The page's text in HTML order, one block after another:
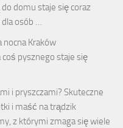
domu staje się coraz
osób …
nocna Kraków
coś pysznego staje się
i pryszczami? Skuteczne
i maść na trądzik
z którymi zmaga się wiele